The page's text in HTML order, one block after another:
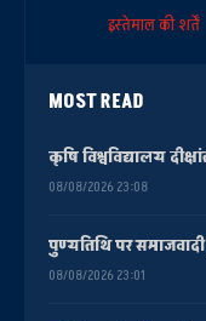
इस्तेमाल की शर्तें
MOST READ
कृषि विश्वविद्यालय
08/08/2026 23:08
पुण्यतिथि पर समाजवादी
08/08/2026 23:01